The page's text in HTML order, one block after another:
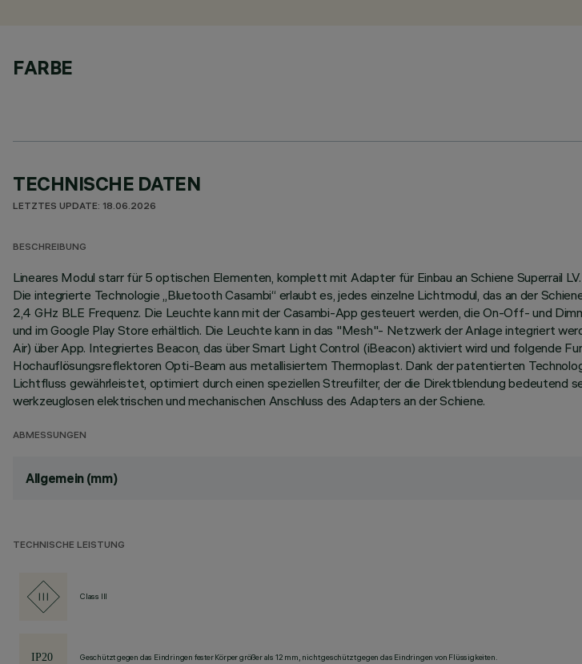
FARBE
TECHNISCHE DATEN
LETZTES UPDATE: 18.06.2026
BESCHREIBUNG
Lineares Modul starr für 5 optischen Elementen, komplett mit Adapter für Einbau an Schiene
Die integrierte Technologie „Bluetooth Casambi“ erlaubt es, jedes einzelne Lichtmodul, das an der
2,4 GHz BLE Frequenz. Die Leuchte kann mit der Casambi-App gesteuert werden, die On-Off- und
und im Google Play Store erhältlich. Die Leuchte kann in das "Mesh"- Netzwerk der Anlage integriert
Air) über App. Integriertes Beacon, das über Smart Light Control (iBeacon) aktiviert wird und folgende
Hochauflösungsreflektoren Opti-Beam aus metallisiertem Thermoplast. Dank der patentierten
Lichtfluss gewährleistet, optimiert durch einen speziellen Streufilter, der die Direktblendung bedeutend
werkzeuglosen elektrischen und mechanischen Anschluss des Adapters an der Schiene.
ABMESSUNGEN
Allgemein (mm)
TECHNISCHE LEISTUNG
Class III
Geschützt gegen das Eindringen fester Körper größer als 12 mm, nicht geschützt gegen das Eindringen von Flüssigkeiten.